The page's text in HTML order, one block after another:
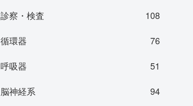
診察・検査
108
循環器
76
呼吸器
51
脳神経系
94